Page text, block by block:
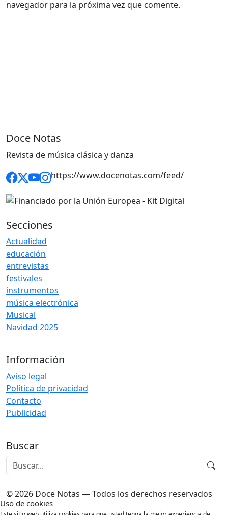
navegador para la próxima vez que comente.
Doce Notas
Revista de música clásica y danza
https://www.docenotas.com/feed/
Secciones
Actualidad
educación
entrevistas
festivales
instrumentos
música electrónica
Musical
Navidad 2025
Información
Aviso legal
Política de privacidad
Contacto
Publicidad
Buscar
© 2026 Doce Notas — Todos los derechos reservados
Uso de cookies